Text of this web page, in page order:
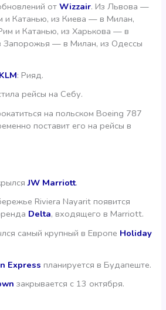
отWizzair. Из Львова —
и Катанью, из Киева — в Милан,
и Катанью, из Харькова — в
Запорожья — в Милан, из Одессы
KLM: Рияд.
рейсы на Себу.
на польском Boeing 787
поставит его на рейсы в
JW Marriott.
Riviera Nayarit появится
Delta, входящего в Marriott.
самый крупный в Европе Holiday
Express планируется в Будапеште.
закрывается с 13 октября.